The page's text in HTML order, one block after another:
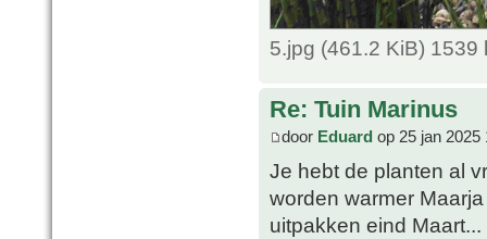
5.jpg (461.2 KiB) 1539
Re: Tuin Marinus
door Eduard op 25 jan 2025
Je hebt de planten al
worden warmer
uitpakken eind Maart...